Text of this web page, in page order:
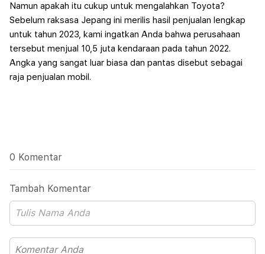
Namun apakah itu cukup untuk mengalahkan Toyota?
Sebelum raksasa Jepang ini merilis hasil penjualan lengkap
untuk tahun 2023, kami ingatkan Anda bahwa perusahaan
tersebut menjual 10,5 juta kendaraan pada tahun 2022.
Angka yang sangat luar biasa dan pantas disebut sebagai
raja penjualan mobil.
0 Komentar
Tambah Komentar